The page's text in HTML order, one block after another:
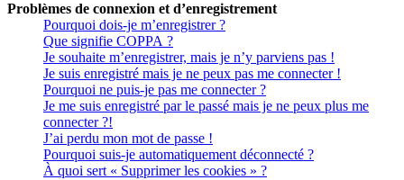
Problèmes de connexion et d’enregistrement
Pourquoi dois-je m’enregistrer ?
Que signifie COPPA ?
Je souhaite m’enregistrer, mais je n’y parviens pas !
Je suis enregistré mais je ne peux pas me connecter !
Pourquoi ne puis-je pas me connecter ?
Je me suis enregistré par le passé mais je ne peux plus me
connecter ?!
J’ai perdu mon mot de passe !
Pourquoi suis-je automatiquement déconnecté ?
À quoi sert « Supprimer les cookies » ?